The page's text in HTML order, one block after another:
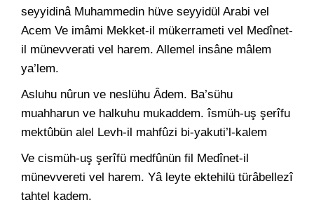
seyyidinâ Muhammedin hüve seyyidül Arabi vel
Acem Ve imâmi Mekket-il mükerrameti vel Medînet-
il münevverati vel harem. Allemel insâne mâlem
ya’lem.
Asluhu nûrun ve neslühu Âdem. Ba’sühu
muahharun ve halkuhu mukaddem. îsmüh-uş şerîfu
mektûbün alel Levh-il mahfûzi bi-yakuti’l-kalem
Ve cismüh-uş şerîfü medfûnün fil Medînet-il
münevvereti vel harem. Yâ leyte ektehilü türâbellezî
tahtel kadem.